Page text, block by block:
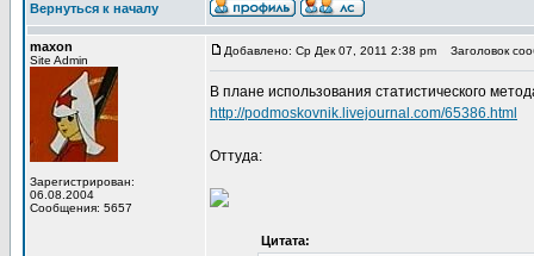
Вернуться к началу
maxon
Site Admin
Зарегистрирован:
06.08.2004
Сообщения: 5657
Добавлено: Ср Дек 07, 2011 2:38 pm Заголовок
В плане использования статистического
http://podmoskovnik.livejournal.com/65386.html
Оттуда:
Цитата: